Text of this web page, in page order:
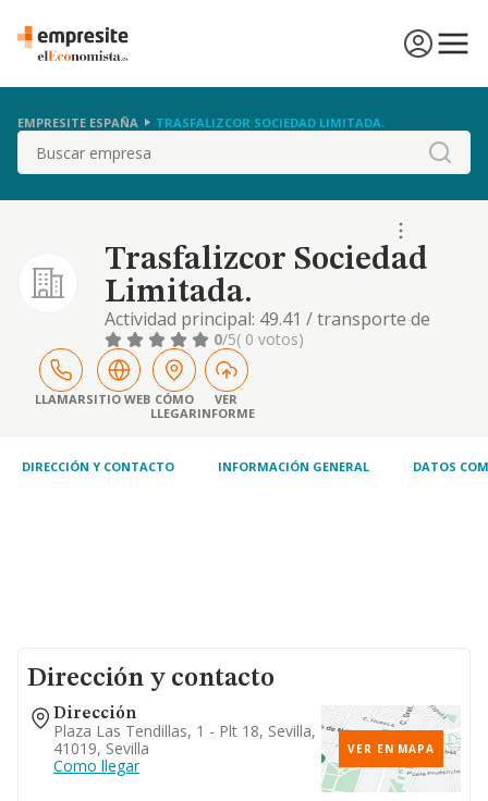
EMPRESITE ESPAÑA TRASFALIZCOR SOCIEDAD LIMITADA.
Buscar
Trasfalizcor Sociedad
Limitada.
Actividad principal: 49.41 / transporte de
mercancías por carretera. otras actividades:
77.12 / alquiler de camiones
0/5( 0 votos)
LLAMARSITIO WEB CÓMO
LLEGAR
VER
INFORME
DIRECCIÓN Y CONTACTO INFORMACIÓN GENERAL DATOS
Dirección y contacto
Dirección
Plaza Las Tendillas, 1 - Plt 18, Sevilla,
41019, Sevilla
Como llegar
VER EN MAPA